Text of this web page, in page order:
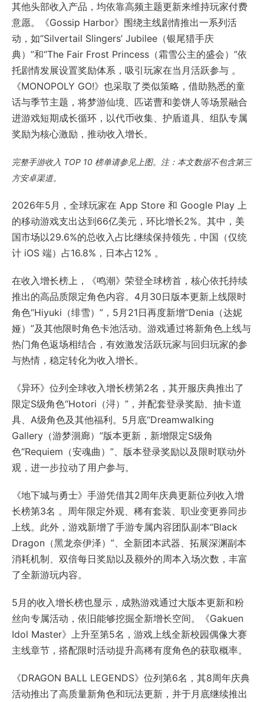
其他头部收入产品，均依靠高频主题更新来维持玩家付费
意愿。《Gossip Harbor》围绕主线剧情推出一系列活
动，如“Silvertail Slingers’ Jubilee（银尾猎手庆
典）”和“The Fair Frost Princess（霜雪公主的盛会）”依
托剧情发展设置奖励体系，吸引玩家在当月活跃参与 。
《MONOPOLY GO!》也采取了类似策略，借助熟悉的童
话与季节主题，将梦游仙境、匹诺曹和姜饼人等场景融合
进游戏短期成长循环，以代币收集、护盾道具、组队专属
奖励为核心激励，推动收入增长。
完整手游收入 TOP 10 榜单请参见上图。注：本文数据不包含第三
方安卓渠道。
2026年5月，全球玩家在 App Store 和 Google Play 上
的移动游戏支出达到66亿美元，环比增长2%。其中，美
国市场以29.6%的总收入占比继续保持领先，中国（仅统
计 iOS 端）占16.8%，日本占12% 。
在收入增长榜上，《鸣潮》荣登全球榜首，核心依托持续
推出的高品质限定角色内容。4月30日版本更新上线限时
角色“Hiyuki（绯雪）”，5月21日再度新增“Denia（达妮
娅）”及其他限时角色卡池活动。游戏通过将新角色上线与
热门角色返场相结合，有效激发活跃玩家与回归玩家的参
与热情，稳定转化为收入增长。
《异环》位列全球收入增长榜第2名，其开服庆典推出了
限定S级角色“Hotori（浔）”，并配套登录奖励、抽卡道
具、A级角色及其他福利。5月底“Dreamwalking
Gallery（游梦洄廊）”版本更新，新增限定S级角
色“Requiem（安魂曲）”、版本登录奖励以及限时联动外
观，进一步拉动了用户参与。
《地下城与勇士》手游凭借其2周年庆典更新位列收入增
长榜第3名 。周年限定外观、稀有套装、职业变更券同步
上线。此外，游戏新增了手游专属内容团队副本“Black
Dragon（黑龙奈伊泽）”、全新团本武器、拓展深渊副本
消耗机制、双倍每日奖励以及额外的周本入场次数，丰富
了全新游玩内容。
5月的收入增长榜也显示，成熟游戏通过大版本更新和粉
丝向专属活动，依旧能够挖掘全新增长空间。《Gakuen
Idol Master》上升至第5名，游戏上线全新校园偶像大赛
主线章节，搭配限时活动提升高稀有度角色的获取概率。
《DRAGON BALL LEGENDS》位列第6名，其8周年庆典
活动推出了高质量新角色和玩法更新，并于月底继续推出